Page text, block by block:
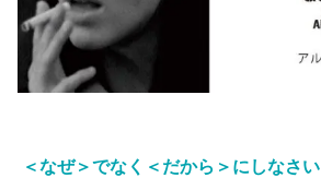
＜なぜ＞でなく＜だから＞にしなさい